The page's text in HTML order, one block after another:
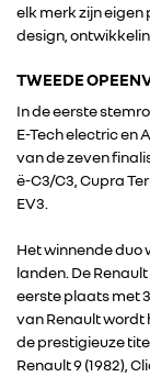
elk merk zijn
design,
TWEEDE
In de eerste
E-Tech electric en
van de zeven
ë-C3/C3, Cupra
EV3.
Het winnende duo
landen. De
eerste plaats met
van Renault wordt
de prestigieuze
Renault 9 (1982),